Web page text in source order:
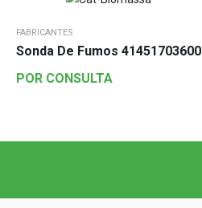
FABRICANTES
Sonda De Fumos 41451703600
POR CONSULTA